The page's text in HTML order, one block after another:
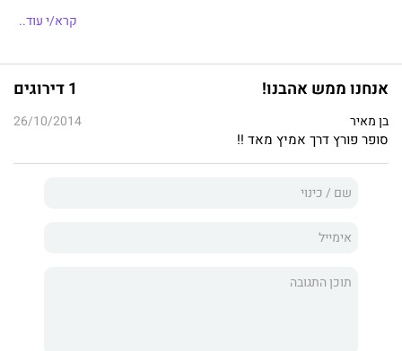
אדם, ותוקף באומץ, בעדינות ובטבעיות חסרות תקדים לזמנו, סוגיות
הדמות של מור הפכה לסמל אוניברסלי לאנשי השוליים ולמודחים
חברתית בשל הנורמות השולטות, אך יחד עם זאת השפיע המחבר
בכתיבתו על סופרים מודרנים רבים ובייחוד על ג'יימס ג'ויס. בשנות
השמונים למאה העשרים עובדה הנובלה לתיאטרון ובשנים האחרונות
עובדה לקולנוע בכיכובה של גלן קלוז.
קרא/י עוד..
אנחנו ממש אהבנו! 1 דירוגים
בן מאיר 26/10/2014
סופר פורץ דרך אמיץ מאד !!